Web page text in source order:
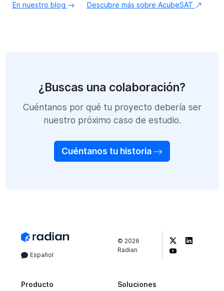
En nuestro blog Descubre más sobre AcubeSAT
¿Buscas una colaboración?
Cuéntanos por qué tu proyecto debería ser
nuestro próximo caso de estudio.
Cuéntanos tu historia
Español
© 2026
Radian
Producto Soluciones